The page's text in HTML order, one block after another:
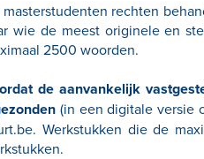
masterstudenten rechten
wie de meest originele en
2500 woorden.
de aanvankelijk
(in een digitale versie
. Werkstukken die de